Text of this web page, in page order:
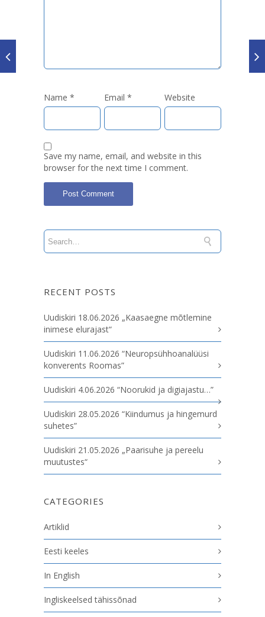
Name * Email * Website
Save my name, email, and website in this
browser for the next time I comment.
RECENT POSTS
Uudiskiri 18.06.2026 „Kaasaegne mõtlemine
inimese elurajast“
Uudiskiri 11.06.2026 “Neuropsühhoanalüüsi
konverents Roomas”
Uudiskiri 4.06.2026 “Noorukid ja digiajastu…”
Uudiskiri 28.05.2026 “Kiindumus ja hingemurd
suhetes”
Uudiskiri 21.05.2026 „Paarisuhe ja pereelu
muutustes“
CATEGORIES
Artiklid
Eesti keeles
In English
Ingliskeelsed tähissõnad